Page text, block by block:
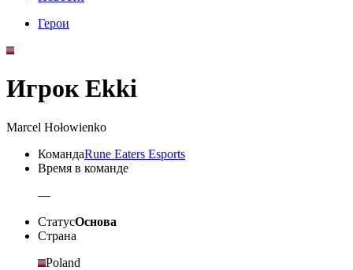
Герои
Игрок Ekki
Marcel Hołowienko
КомандаRune Eaters Esports
Время в команде
—
СтатусОснова
Страна
Poland